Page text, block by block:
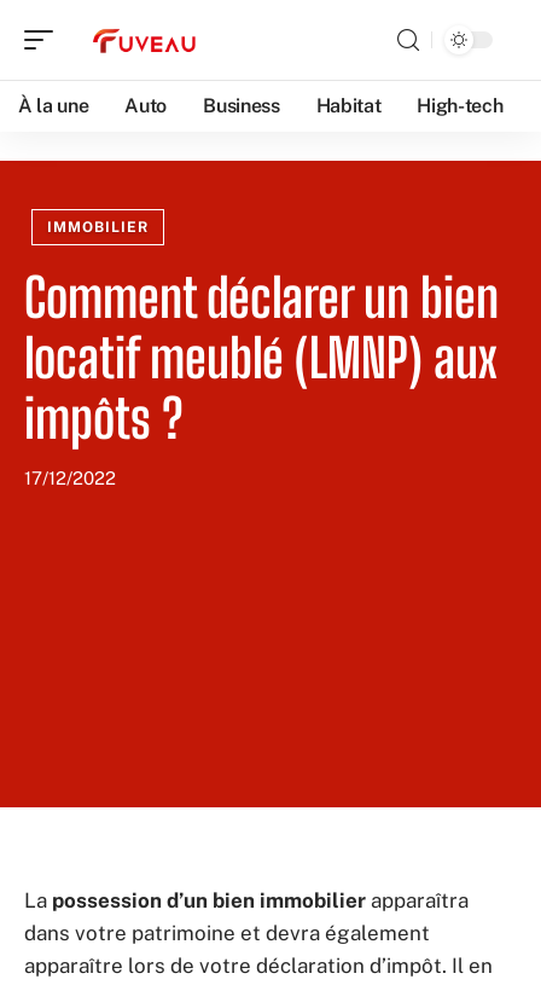
À la une Auto Business Habitat High-tech
IMMOBILIER
Comment déclarer un bien
locatif meublé (LMNP) aux
impôts ?
17/12/2022
La possession d’un bien immobilier apparaîtra
dans votre patrimoine et devra également
apparaître lors de votre déclaration d’impôt. Il en